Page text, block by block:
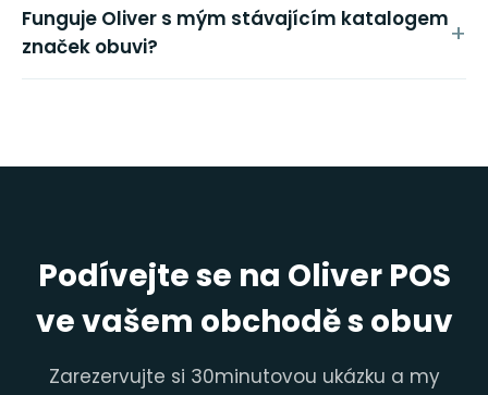
Funguje Oliver s mým stávajícím katalogem
značek obuvi?
Podívejte se na Oliver POS
ve vašem obchodě s obuv
Zarezervujte si 30minutovou ukázku a my